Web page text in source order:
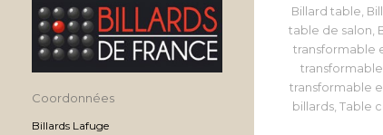
Coordonnées
Billards Lafuge
Billard table
table de salon
transformable
transformable
billards, Table